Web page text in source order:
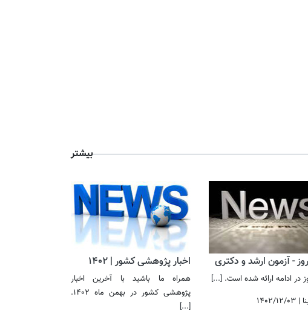
بیشتر
روز - آزمون ارشد و دکتری
در ادامه ارائه شده است. [...]
۱۴۰۲/۱۲/۰۳ |
اخبار پژوهشی کشور | 1402
همراه ما باشید با آخرین اخبار
پژوهشی کشور در بهمن ماه 1402.
[...]